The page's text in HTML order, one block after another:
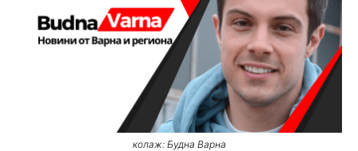
колаж: Будна Варна